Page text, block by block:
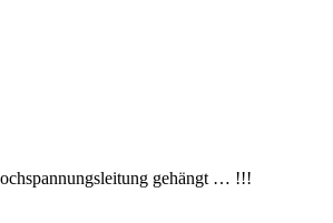
eine Hochspannungsleitung gehängt … !!!